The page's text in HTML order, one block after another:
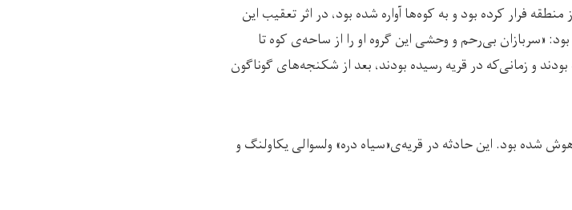
فرار کرده بود و به کوه‌ها آواره شده بود، در اثر تعقیب این
«سربازان بی‌رحم و وحشی این گروه او را از ساحه‌ی کوه تا
و زمانی‌که در قریه رسیده بودند، بعد از شکنجه‌های گوناگون
شده بود. این حادثه در قریه‌ی«سیاه دره» ولسوالی یکاولنگ و